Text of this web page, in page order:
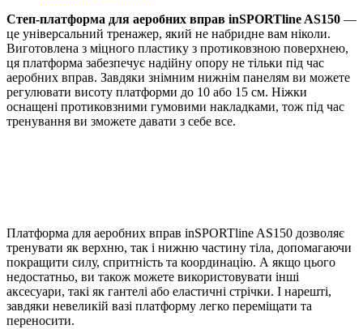
Степ-платформа для аеробних вправ inSPORTline AS150 —
це універсальний тренажер, який не набридне вам ніколи.
Виготовлена з міцного пластику з протиковзною поверхнею,
ця платформа забезпечує надійну опору не тільки під час
аеробних вправ. Завдяки знімним нижнім панелям ви можете
регулювати висоту платформи до 10 або 15 см. Ніжки
оснащені протиковзними гумовими накладками, тож під час
тренування ви зможете давати з себе все.
Платформа для аеробних вправ inSPORTline AS150 дозволяє
тренувати як верхню, так і нижню частину тіла, допомагаючи
покращити силу, спритність та координацію. А якщо цього
недостатньо, ви також можете використовувати інші
аксесуари, такі як гантелі або еластичні стрічки. І нарешті,
завдяки невеликій вазі платформу легко переміщати та
переносити.